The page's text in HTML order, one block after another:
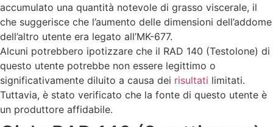
accumulato una quantità notevole di grasso viscerale, il
che suggerisce che l’aumento delle dimensioni dell’addome
dell’altro utente era legato all’MK-677.
Alcuni potrebbero ipotizzare che il RAD 140 (Testolone) di
questo utente potrebbe non essere legittimo o
significativamente diluito a causa dei risultati limitati.
Tuttavia, è stato verificato che la fonte di questo utente è
un produttore affidabile.